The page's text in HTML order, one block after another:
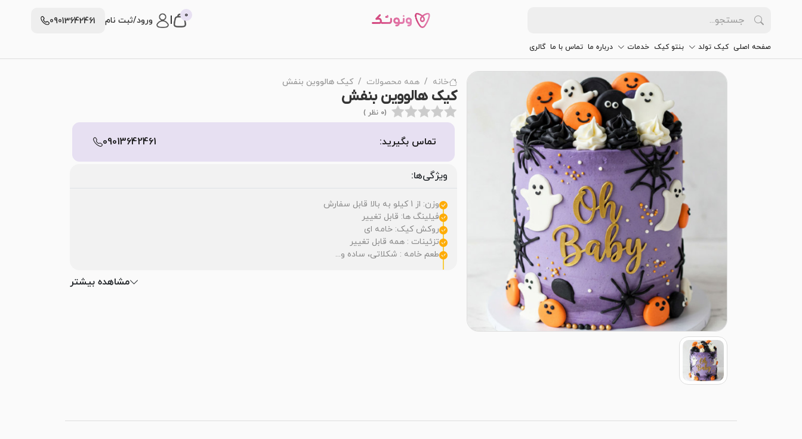
0 ورود/ثبت نام 09013642461
صفحه اصلی کیک تولد بنتو کیک خدمات درباره ما تماس با ما گالری
خانه همه محصولات کیک هالووین بنفش
کیک هالووین بنفش
(0 نظر )
تماس بگیرید: 09013642461
ویژگی‌ها:
وزن: از 1 کیلو به بالا قابل سفارش
فیلینگ ها: قابل تغییر
روکش کیک: خامه ای
تزئینات : همه قابل تغییر
طعم خامه : شکلاتی، ساده و...
مشاهده بیشتر